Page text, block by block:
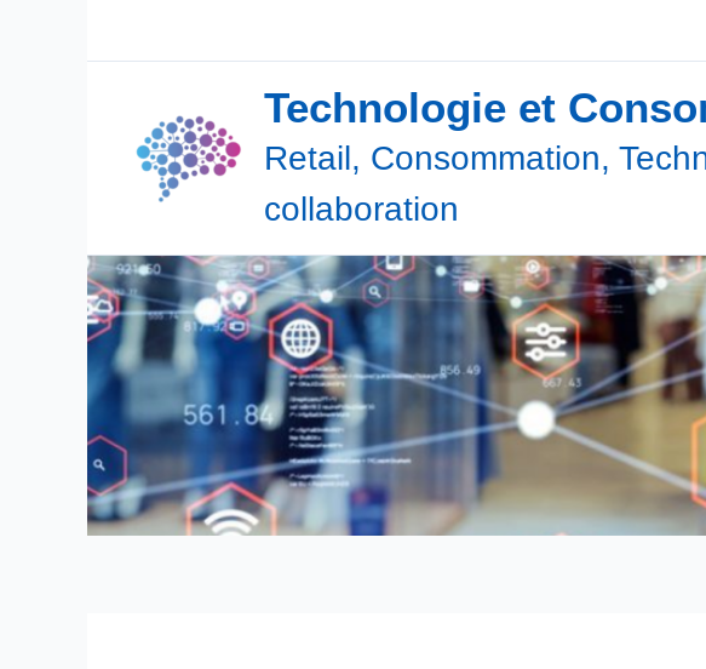
Technologie et
Retail, Consommation,
collaboration